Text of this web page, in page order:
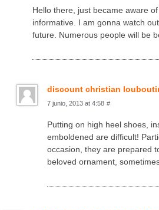
Hello there, juѕt became aware
informative. I am gonna watch
future. Numerous people will be
discount christian
7 junio, 2013 at 4:58 #
Putting on high heel shoes,
emboldened are difficult!
occasion, they are prepared
beloved ornament,